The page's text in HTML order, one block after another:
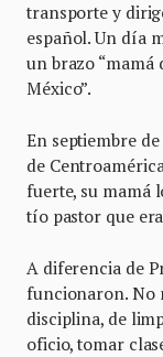
transporte y
español. Un día
un brazo “mamá
México”.
En septiembre
de
fuerte, su mamá
tío pastor que
A diferencia de
funcionaron. No
disciplina, de
oficio, tomar